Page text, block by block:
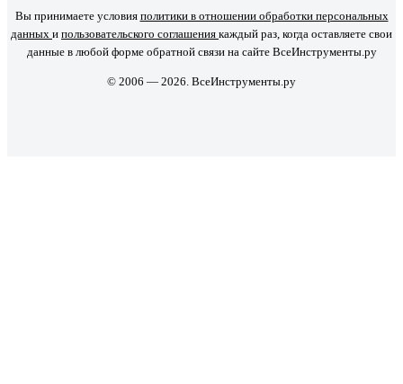
Вы принимаете условия политики в отношении обработки персональных
данных и пользовательского соглашения каждый раз, когда оставляете свои
данные в любой форме обратной связи на сайте ВсеИнструменты.ру
© 2006 — 2026. ВсеИнструменты.ру